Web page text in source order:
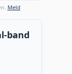
Meld
band